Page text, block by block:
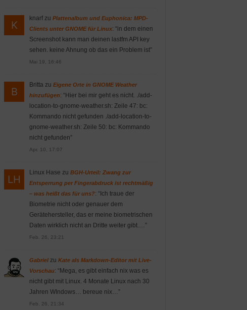
knarfzu Plattenalbum und Euphonica: MPD-
Clients unter GNOME für Linux: “in dem einen
Screenshot kann man deinen lastfm API key
sehen. keine Ahnung ob das ein Problem ist”
Mai 19, 16:46
Brittazu Eigene Orte in GNOME Weather
hinzufügen: “Hier bei mir geht es nicht. ./add-
location-to-gnome-weather.sh: Zeile 47: bc:
Kommando nicht gefunden ./add-location-to-
gnome-weather.sh: Zeile 50: bc: Kommando
nicht gefunden”
Apr. 10, 17:07
Linux Hase zu BGH-Urteil: Zwang zur
Entsperrung per Fingerabdruck ist rechtmäßig
– was heißt das für uns?: “Ich traue der
Biometrie nicht oder genauer dem
Gerätehersteller, das er meine biometrischen
Daten wirklich nicht an Dritte weiter gibt.…”
Feb. 26, 23:21
Gabrielzu Kate als Markdown-Editor mit Live-
Vorschau: “Mega, es gibt einfach nix was es
nicht gibt mit Linux. 4 Monate Linux nach 30
Jahren WIndows… bereue nix…”
Feb. 26, 21:34